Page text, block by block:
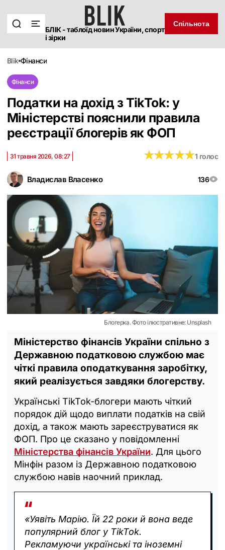
БЛІК - таблоїд новин України, спорт
і зірки
Спільнота
blik фінанси
Фінанси
Податки на дохід з TikTok: у
Міністерстві пояснили правила
реєстрації блогерів як ФОП
Владислав Власенко 136
31 травня 2026, 08:27 ★★★★★
★★★★★1 голос
Блогерка. Фото ілюстративне: Unsplash
Міністерство фінансів України спільно з
Державною податковою службою має
чіткі правила оподаткування заробітку,
який реалізується завдяки блогерству.
Українські TikTok-блогери мають чіткий
порядок дій щодо виплати податків на свій
дохід, а також мають зареєструватися як
ФОП. Про це сказано у повідомленні
Міністерства фінансів України. Для цього
Мінфін разом із Державною податковою
службою навів наочний приклад.
«Уявіть Марію. Їй 22 роки й вона веде
популярний блог у TikTok.
Рекламуючи українські та іноземні